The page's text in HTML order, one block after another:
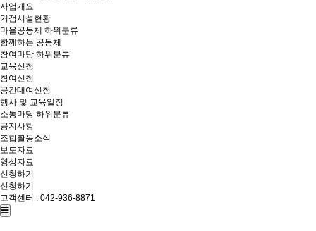
사업개요
거점시설현황
마을공동체 하위분류
함께하는 공동체
참여마당 하위분류
교육신청
참여신청
공간대여신청
행사 및 교육일정
소통마당 하위분류
공지사항
조합활동소식
보도자료
영상자료
신청하기
신청하기
고객센터 : 042-936-8871